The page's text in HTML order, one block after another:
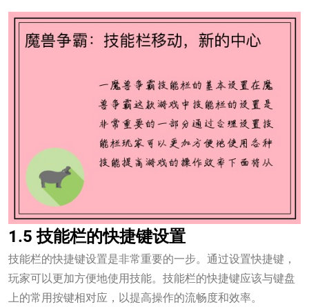
1.5 技能栏的快捷键设置
技能栏的快捷键设置是非常重要的一步。通过设置快捷键，
玩家可以更加方便地使用技能。技能栏的快捷键应该与键盘
上的常用按键相对应，以提高操作的流畅度和效率。